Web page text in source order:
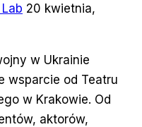
20 kwietnia,
w Ukrainie
wsparcie od Teatru
w Krakowie. Od
aktorów,